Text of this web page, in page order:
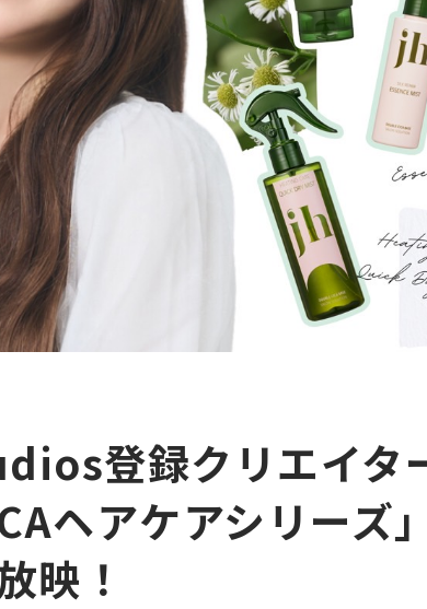
登録クリエイ
ヘアケアシリーズ
映！